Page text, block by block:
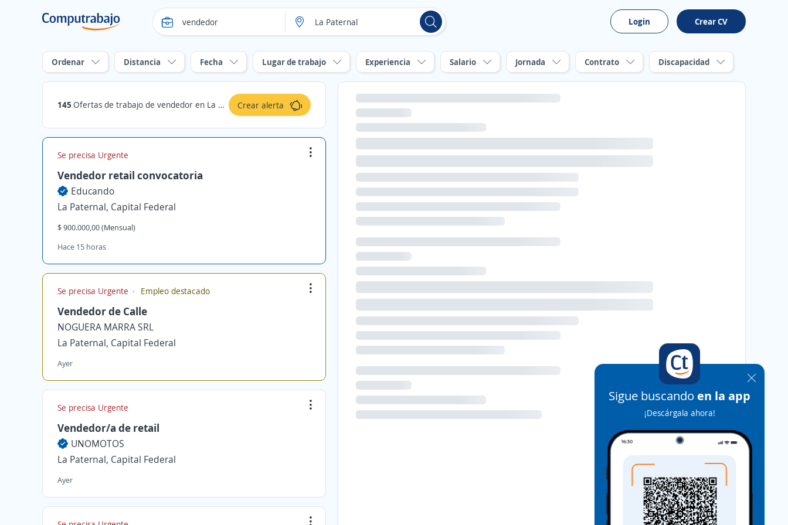
Login Crear CV
Ordenar Distancia Fecha Lugar de trabajo Experiencia Salario Jornada Contrato Discapacidad
145 Ofertas de trabajo de vendedor en La Paternal, Capital Federal Crear alerta
Se precisa Urgente
Vendedor retail convocatoria
Educando
La Paternal, Capital Federal
$ 900.000,00 (Mensual)
Hace 15 horas
Se precisa Urgente Empleo destacado
Vendedor de Calle
NOGUERA MARRA SRL
La Paternal, Capital Federal
Ayer
Se precisa Urgente
Vendedor/a de retail
UNOMOTOS
La Paternal, Capital Federal
Ayer
Sigue buscando en la app
¡Descárgala ahora!